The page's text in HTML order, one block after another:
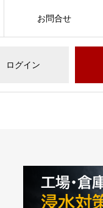
ログイン
お問合せ